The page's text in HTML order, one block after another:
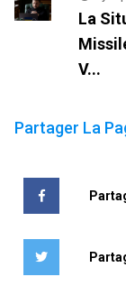
La
V...
Partager La